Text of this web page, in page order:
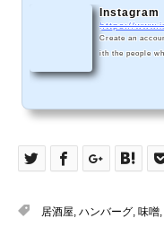
Instagram
https://
Create an
ith the people
居酒屋, ハンバーグ, 味噌,